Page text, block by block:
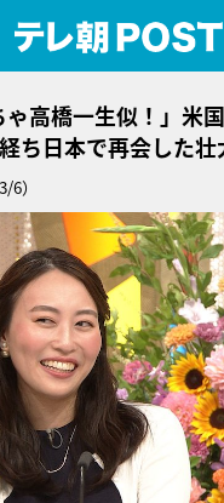
ゃ高橋一生似！」米
ち日本で再会した壮
6）